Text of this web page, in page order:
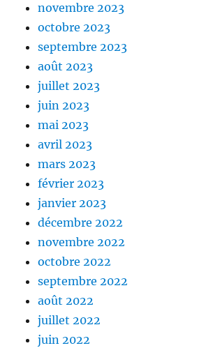
novembre 2023
octobre 2023
septembre 2023
août 2023
juillet 2023
juin 2023
mai 2023
avril 2023
mars 2023
février 2023
janvier 2023
décembre 2022
novembre 2022
octobre 2022
septembre 2022
août 2022
juillet 2022
juin 2022